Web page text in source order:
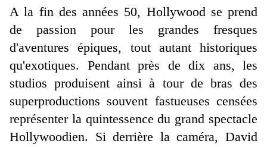
A la fin des années 50, Hollywood se prend
de passion pour les grandes fresques
d'aventures épiques, tout autant historiques
qu'exotiques. Pendant près de dix ans, les
studios produisent ainsi à tour de bras des
superproductions souvent fastueuses censées
représenter la quintessence du grand spectacle
Hollywoodien. Si derrière la caméra, David